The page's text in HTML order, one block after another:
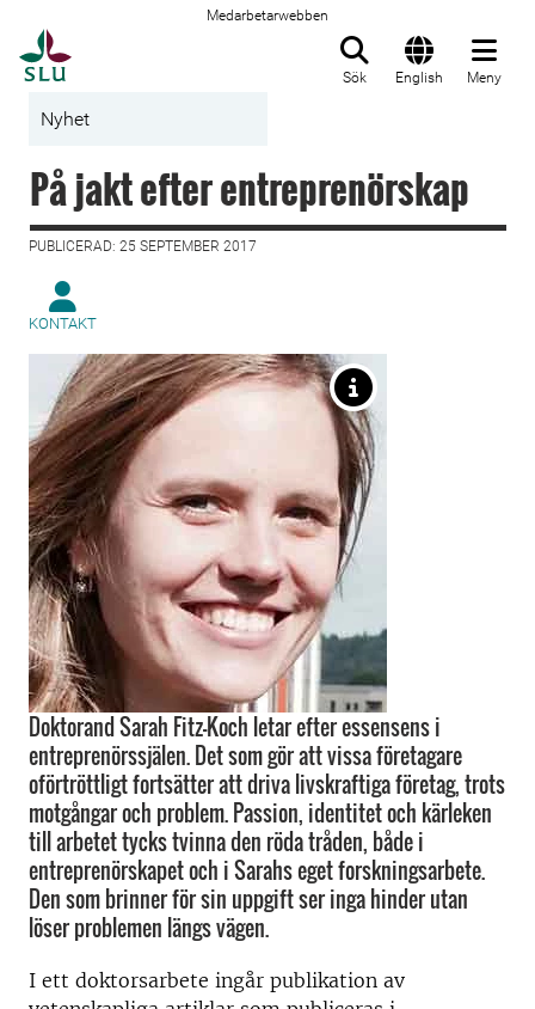
Medarbetarwebben
Sök English Meny
Nyhet
På jakt efter entreprenörskap
PUBLICERAD: 25 SEPTEMBER 2017
KONTAKT
Doktorand Sarah Fitz-Koch letar efter essensens i
entreprenörssjälen. Det som gör att vissa företagare
oförtröttligt fortsätter att driva livskraftiga företag, trots
motgångar och problem. Passion, identitet och kärleken
till arbetet tycks tvinna den röda tråden, både i
entreprenörskapet och i Sarahs eget forskningsarbete.
Den som brinner för sin uppgift ser inga hinder utan
löser problemen längs vägen.
I ett doktorsarbete ingår publikation av